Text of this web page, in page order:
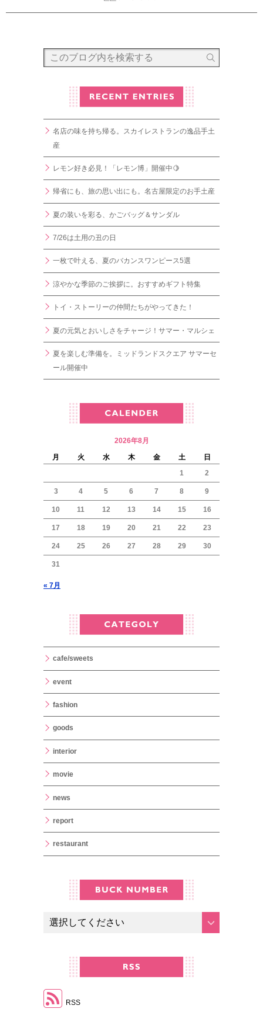
名店の味を持ち帰る。スカイレストランの逸品手土
産
レモン好き必見！「レモン博」開催中🍋
帰省にも、旅の思い出にも。名古屋限定のお手土産
夏の装いを彩る、かごバッグ＆サンダル
7/26は土用の丑の日
一枚で叶える、夏のバカンスワンピース5選
涼やかな季節のご挨拶に。おすすめギフト特集
トイ・ストーリーの仲間たちがやってきた！
夏の元気とおいしさをチャージ！サマー・マルシェ
夏を楽しむ準備を。ミッドランドスクエア サマーセ
ール開催中
2026年8月
月
火 水 木 金 土
日
1
2
3 4 5 6 7 8 9
10 11 12 13 14 15 16
17 18 19 20 21 22 23
24 25 26 27 28 29 30
31
« 7月
cafe/sweets
event
fashion
goods
interior
movie
news
report
restaurant
RSS